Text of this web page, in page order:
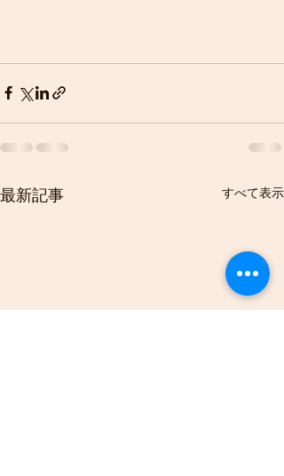
最新記事 すべて表示